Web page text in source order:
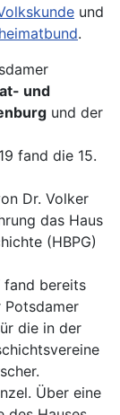
und
.
und
und der
fand die 15.
Dr. Volker
das Haus
(HBPG)
fand bereits
Potsdamer
die in der
Über eine